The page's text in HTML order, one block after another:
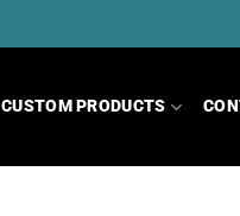
CUSTOM PRODUCTS